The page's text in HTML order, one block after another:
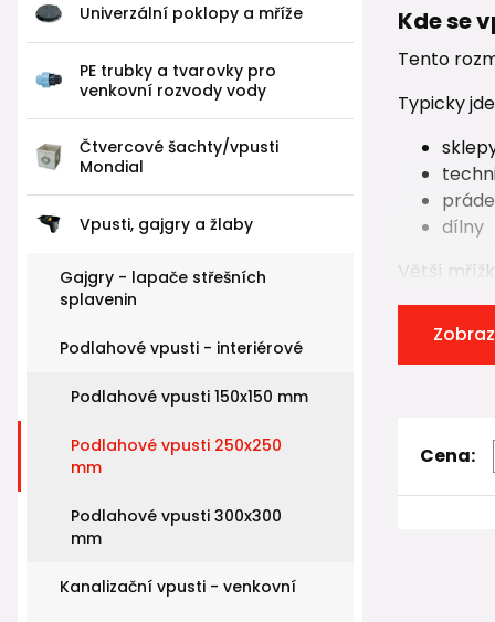
Univerzální poklopy a mříže
PE trubky a tvarovky pro
venkovní rozvody vody
Čtvercové šachty/vpusti
Mondial
Vpusti, gajgry a žlaby
Gajgry - lapače střešních
splavenin
Podlahové vpusti - interiérové
Podlahové vpusti 150x150 mm
Podlahové vpusti 250x250
mm
Podlahové vpusti 300x300
mm
Kanalizační vpusti - venkovní
Kde se
Tento
Typicky
dílny
Větší
✔ horní
✔
✔
Cena: